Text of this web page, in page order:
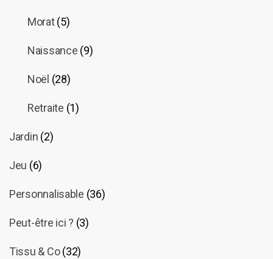
Morat (5)
Naissance (9)
Noël (28)
Retraite (1)
Jardin (2)
Jeu (6)
Personnalisable (36)
Peut-être ici ? (3)
Tissu & Co (32)